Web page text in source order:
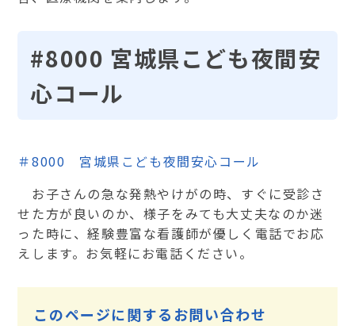
#8000 宮城県こども夜間安
心コール
＃8000 宮城県こども夜間安心コール
お子さんの急な発熱やけがの時、すぐに受診さ
せた方が良いのか、様子をみても大丈夫なのか迷
った時に、経験豊富な看護師が優しく電話でお応
えします。お気軽にお電話ください。
このページに関するお問い合わせ